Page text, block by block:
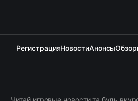
РегистрацияНовостиАнонсы